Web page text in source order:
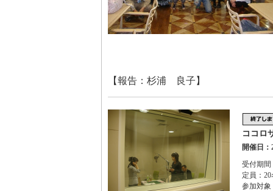
【報告：杉浦 良子】
ココロ
開催日：
受付期
定員：20
参加対象